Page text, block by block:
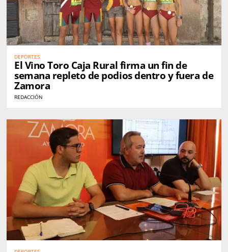
DEPORTES
El Vino Toro Caja Rural firma un fin de
semana repleto de podios dentro y fuera de
Zamora
REDACCIÓN